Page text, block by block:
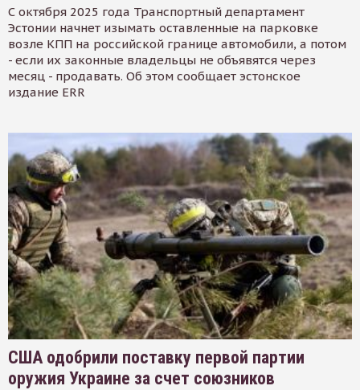
С октября 2025 года Транспортный департамент
Эстонии начнет изымать оставленные на парковке
возле КПП на российской границе автомобили, а потом
- если их законные владельцы не объявятся через
месяц - продавать. Об этом сообщает эстонское
издание ERR
США одобрили поставку первой партии
оружия Украине за счет союзников